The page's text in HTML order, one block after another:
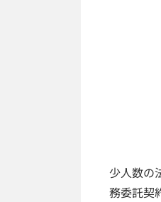
少人数の
務委託契